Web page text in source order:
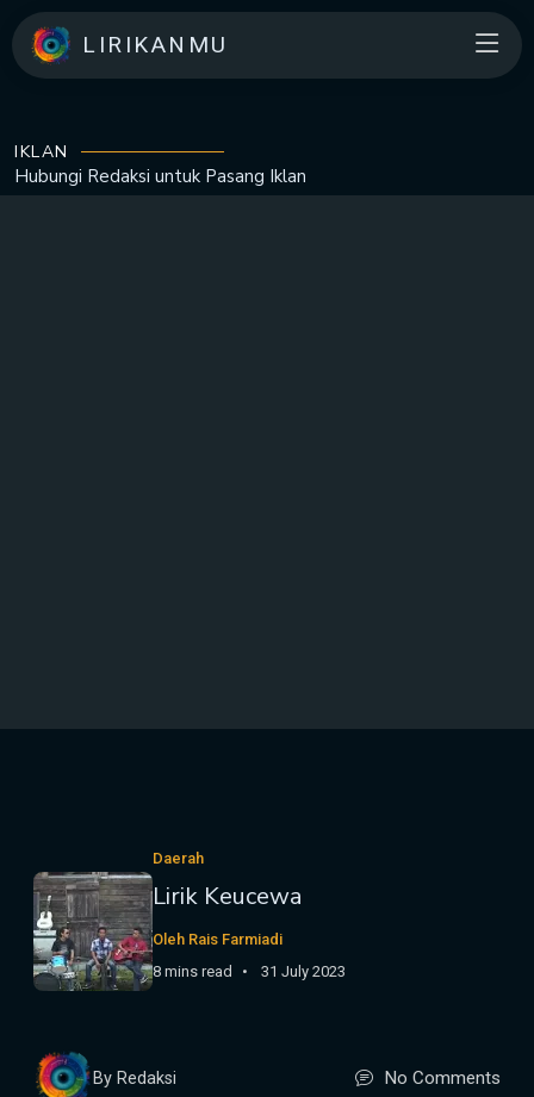
LIRIKANMU
IKLAN
Hubungi Redaksi untuk Pasang Iklan
Daerah
Lirik Keucewa
Oleh Rais Farmiadi
8 mins read
31 July 2023
By Redaksi No Comments